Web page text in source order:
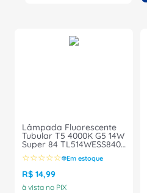
Lâmpada Fluorescente
Tubular T5 4000K G5 14W
Super 84 TL514WESS840
Philips
☆☆☆☆☆ Em estoque
R$ 14,99
à vista no PIX
dps